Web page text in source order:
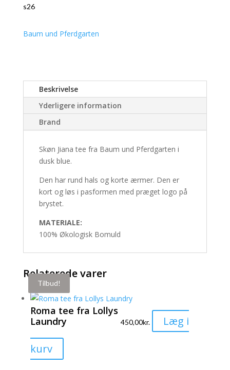
s26
Baum und Pferdgarten
Beskrivelse
Yderligere information
Brand
Skøn Jiana tee fra Baum und Pferdgarten i
dusk blue.
Den har rund hals og korte ærmer. Den er
kort og løs i pasformen med præget logo på
brystet.
MATERIALE:
100% Økologisk Bomuld
Relaterede varer
Roma tee fra Lollys
Laundry
450,00kr.
Læg i
kurv
vare
Tilbud!
Tilbud!